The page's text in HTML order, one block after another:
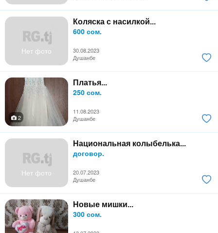
Нет фото
Коляска с насилкой...
600 сом.
30.08.2023
Душанбе
Платья...
250 сом.
11.08.2023
2
Душанбе
Нет фото
Национальная колыбелька...
договор.
20.07.2023
Душанбе
Новые мишки...
300 сом.